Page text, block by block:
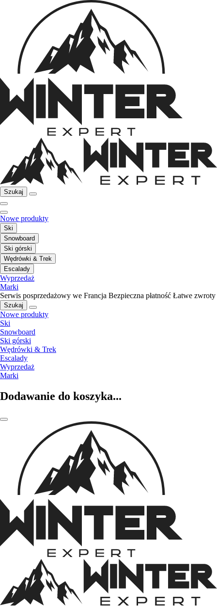
Szukaj
Nowe produkty
Ski
Snowboard
Ski górski
Wędrówki & Trek
Escalady
Wyprzedaż
Marki
Serwis posprzedażowy we Francja Bezpieczna płatność Łatwe zwroty
Szukaj
Nowe produkty
Ski
Snowboard
Ski górski
Wędrówki & Trek
Escalady
Wyprzedaż
Marki
Dodawanie do koszyka...